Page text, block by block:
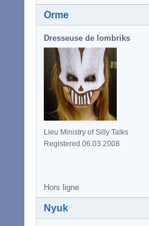
Orme
Dresseuse de lombriks
Lieu Ministry of Silly Talks
Registered 06.03.2008
Hors ligne
Nyuk